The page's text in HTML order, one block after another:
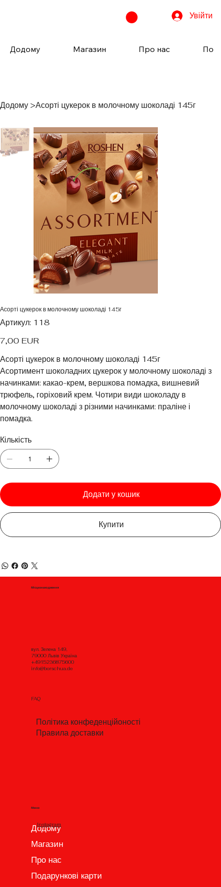
Увійти
Додому Магазин Про нас
Додому >Асорті цукерок в молочному шоколаді 145г
Асорті цукерок в молочному шоколаді 145г
Артикул:
Артикул
118
118
Ціна
7,00 EUR
Асорті цукерок в молочному шоколаді 145г
Асортимент шоколадних цукерок у молочному шоколаді з
начинками: какао-крем, вершкова помадка, вишневий
трюфель, горіховий крем. Чотири види шоколаду в
молочному шоколаді з різними начинками: праліне і
помадка.
Кількість
Додати у кошик
Купити
Місцезнаходження
вул. Зелена 149,
79000 Львів Україна
+4915236875600
info@borschua.de
Меню
Додому
Магазин
Про нас
Подарункові карти
FAQ
Політика конфеденційоності
Правила доставки
Instagram